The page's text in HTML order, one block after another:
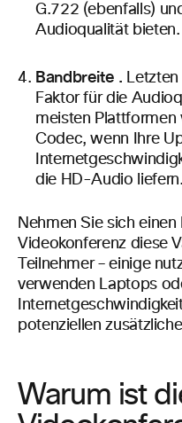
G.722 (ebenfalls)
Audioqualität bieten.
Bandbreite .
Faktor für die
meisten
Codec, wenn Ihre
die HD-Audio liefern.
Nehmen Sie sich
Videokonferenz diese
Teilnehmer – einige
verwenden Laptops
potenziellen
Warum ist